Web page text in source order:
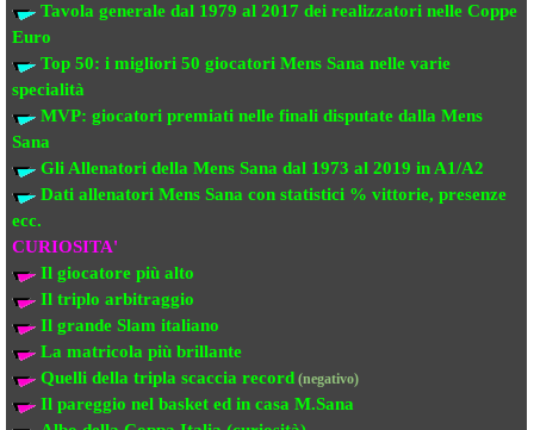
Tavola generale dal 1979 al 2017 dei realizzatori nelle Coppe
Euro
Top 50: i migliori 50 giocatori Mens Sana nelle varie
specialità
MVP: giocatori premiati nelle finali disputate dalla Mens
Sana
Gli Allenatori della Mens Sana dal 1973 al 2019 in A1/A2
Dati allenatori Mens Sana con statistici % vittorie, presenze
ecc.
CURIOSITA'
Il giocatore più alto
Il triplo arbitraggio
Il grande Slam italiano
La matricola più brillante
Quelli della tripla scaccia record (negativo)
Il pareggio nel basket ed in casa M.Sana